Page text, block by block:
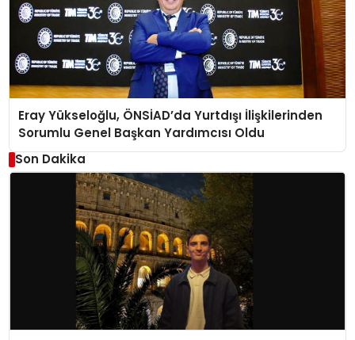
Eray Yükseloğlu, ÖNSİAD’da Yurtdışı İlişkilerinden
Sorumlu Genel Başkan Yardımcısı Oldu
Son Dakika